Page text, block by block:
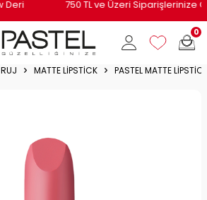
Siparişlerinize Özel Kargo Bedava!
0
RUJ MATTE LIPSTICK PASTEL MATTE